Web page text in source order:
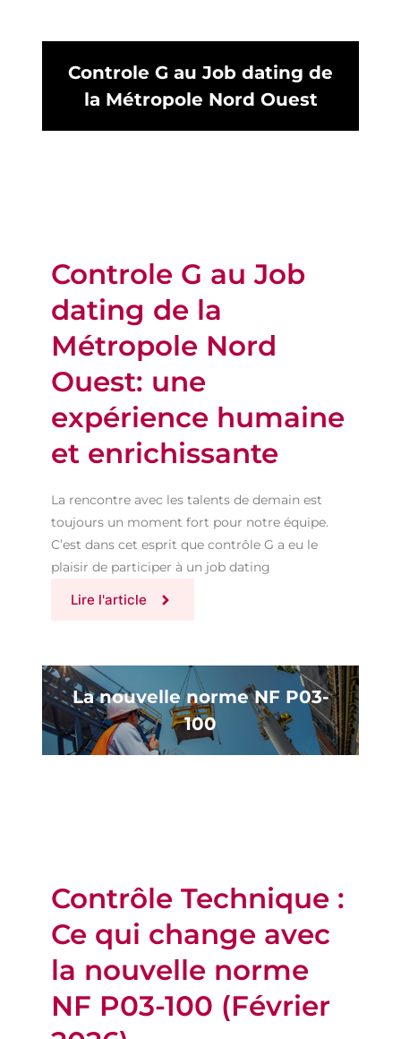
Controle G au Job dating de
la Métropole Nord Ouest
Controle G au Job
dating de la
Métropole Nord
Ouest: une
expérience humaine
et enrichissante
La rencontre avec les talents de demain est
toujours un moment fort pour notre équipe.
C’est dans cet esprit que contrôle G a eu le
plaisir de participer à un job dating
Lire l'article
La nouvelle norme NF P03-
100
Contrôle Technique :
Ce qui change avec
la nouvelle norme
NF P03-100 (Février